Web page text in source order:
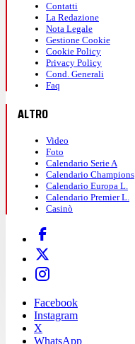
Contatti
La Redazione
Nota Legale
Gestione Cookie
Cookie Policy
Privacy Policy
Cond. Generali
Faq
ALTRO
Video
Foto
Calendario Serie A
Calendario Champions
Calendario Europa L.
Calendario Premier L.
Casinò
Facebook
Instagram
X
WhatsApp